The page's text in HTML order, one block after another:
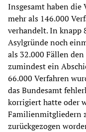
Insgesamt haben die
mehr als 146.000
verhandelt. In knapp
Asylgründe noch
als 32.000 Fällen
zumindest ein
66.000 Verfahren
das Bundesamt
korrigiert hatte oder
Familienmitgliedern
zurückgezogen